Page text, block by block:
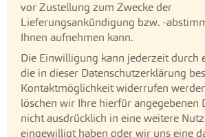
vor Zustellung zum Zwecke der
Lieferungsankündigung bzw. -
Ihnen aufnehmen kann.
Die Einwilligung kann jederzeit durch
die in dieser Datenschutzerklärung
Kontaktmöglichkeit widerrufen
löschen wir Ihre hierfür angegebenen
nicht ausdrücklich in eine weitere
eingewilligt haben oder wir uns eine